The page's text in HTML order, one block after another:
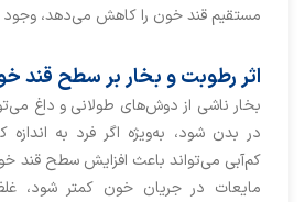
مستقیم قند خون را کاهش می‌دهد، وجود
اثر رطوبت و بخار بر سطح قند
بخار ناشی از دوش‌های طولانی و داغ
در بدن شود، به‌ویژه اگر فرد به اندازه
کم‌آبی می‌تواند باعث افزایش سطح قند
مایعات در جریان خون کمتر ‌شود،